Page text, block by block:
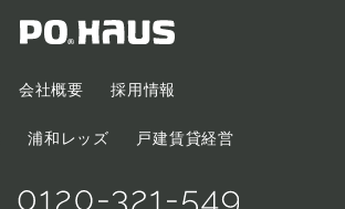
会社概要 採用情報
浦和レッズ 戸建賃貸経営